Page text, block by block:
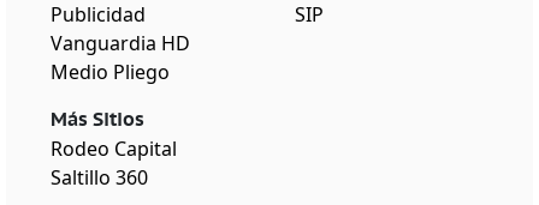
Publicidad
Vanguardia HD
Medio Pliego
Más Sitios
Rodeo Capital
Saltillo 360
SIP